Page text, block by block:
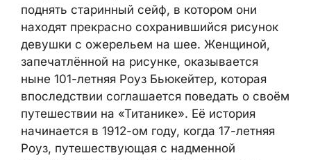
поднять старинный сейф, в котором они
находят прекрасно сохранившийся рисунок
девушки с ожерельем на шее. Женщиной,
запечатлённой на рисунке, оказывается
ныне 101-летняя Роуз Бьюкейтер, которая
впоследствии соглашается поведать о своём
путешествии на «Титанике». Её история
начинается в 1912-ом году, когда 17-летняя
Роуз, путешествующая с надменной